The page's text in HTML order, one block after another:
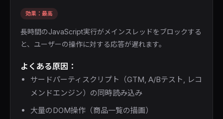
効果：最高
長時間のJavaScript実行がメインスレッドをブロックする
と、ユーザーの操作に対する応答が遅れます。
よくある原因：
サードパーティスクリプト（GTM, A/Bテスト, レコ
メンドエンジン）の同時読み込み
大量のDOM操作（商品一覧の描画）